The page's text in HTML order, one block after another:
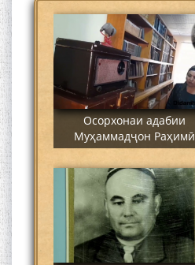
Осорхонаи адабии
Муҳаммадҷон Раҳимӣ